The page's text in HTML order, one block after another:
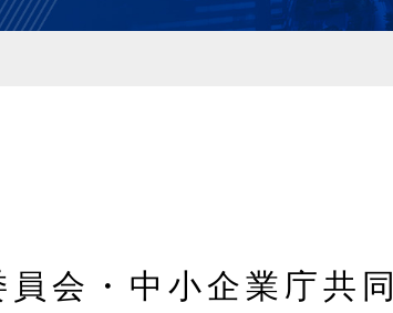
員会・中小企業庁共